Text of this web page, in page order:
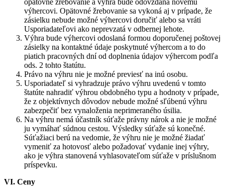
výhercovi. Opätovné žrebovanie sa vykoná aj v prípade, že
zásielku nebude možné výhercovi doručiť alebo sa vráti
Usporiadateľovi ako neprevzatá v odbernej lehote.
Výhra bude výhercovi odoslaná formou doporučenej poštovej
zásielky na kontaktné údaje poskytnuté výhercom a to do
piatich pracovných dní od doplnenia údajov výhercom podľa
ods. 2 tohto štatútu.
Právo na výhru nie je možné previesť na inú osobu.
Usporiadateľ si vyhradzuje právo výhru uvedenú v tomto
štatúte nahradiť výhrou obdobného typu a hodnoty v prípade,
že z objektívnych dôvodov nebude možné sľúbenú výhru
zabezpečiť bez vynaloženia neprimeraného úsilia.
Na výhru nemá účastník súťaže právny nárok a nie je možné
ju vymáhať súdnou cestou. Výsledky súťaže sú konečné.
Súťažiaci berú na vedomie, že výhru nie je možné žiadať
vymeniť za hotovosť alebo požadovať vydanie inej výhry,
ako je výhra stanovená vyhlasovateľom súťaže v príslušnom
príspevku.
VI. Ceny